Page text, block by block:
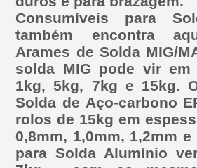
Consumíveis para
também encontra
Arames de Solda MIG/
solda MIG pode vir
1kg, 5kg, 7kg e 15kg.
Solda de Aço-carbono
rolos de 15kg em
0,8mm, 1,0mm, 1,2mm e
para Solda Alumínio